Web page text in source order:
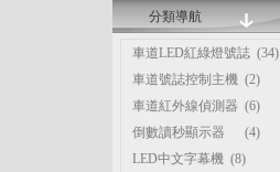
分類導航
車道LED紅綠燈號誌 (34)
車道號誌控制主機 (2)
車道紅外線偵測器 (6)
倒數讀秒顯示器
(4)
LED中文字幕機 (8)